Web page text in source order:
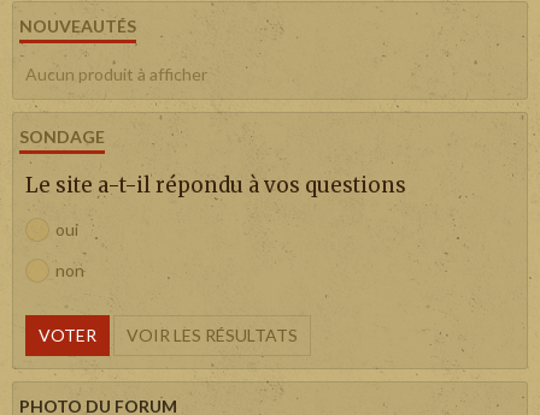
NOUVEAUTÉS
Aucun produit à afficher
SONDAGE
Le site a-t-il répondu à vos questions
oui
non
VOTER VOIR LES RÉSULTATS
PHOTO DU FORUM